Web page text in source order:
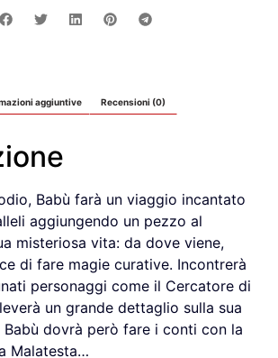
aggiuntive Recensioni (0)
Babù farà un viaggio incantato
aggiungendo un pezzo al
misteriosa vita: da dove viene,
di fare magie curative. Incontrerà
personaggi come il Cercatore di
un grande dettaglio sulla sua
Babù dovrà però fare i conti con la
Malatesta…